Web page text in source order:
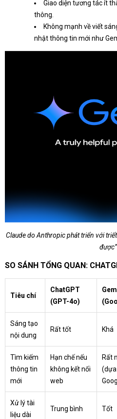
Giao diện tương tác ít
thông.
Không mạnh về viết
nhật thông tin mới như
Claude do Anthropic phát triển với
SO SÁNH TỔNG QUAN:
Tiêu chí
ChatGPT
(GPT-4o)
Sáng tạo
nội dung
Rất tốt Khá
Tìm kiếm
thông tin
mới
Hạn chế nếu
không kết nối
web
Rất
Xử lý tài
liệu dài
Trung bình Tốt